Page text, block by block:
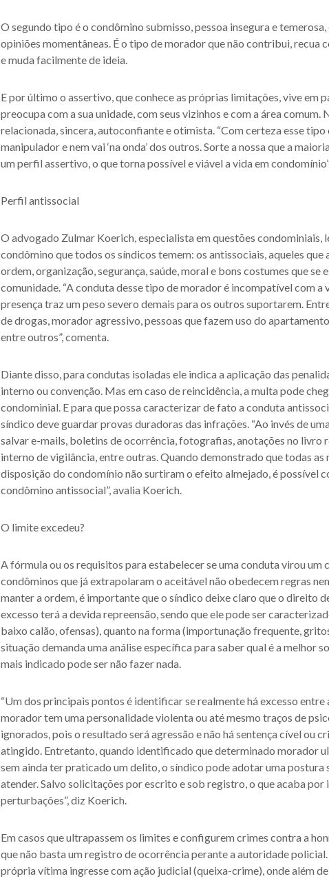
O segundo tipo é o condômino submisso, pessoa insegura e
opiniões momentâneas. É o tipo de morador que não contribui, recua
e muda facilmente de ideia.
E por último o assertivo, que conhece as próprias limitações, vive em
preocupa com a sua unidade, com seus vizinhos e com a área comum.
relacionada, sincera, autoconfiante e otimista. “Com certeza esse tipo
manipulador e nem vai ‘na onda’ dos outros. Sorte a nossa que a
um perfil assertivo, o que torna possível e viável a vida em
Perfil antissocial
O advogado Zulmar Koerich, especialista em questões condominiais,
condômino que todos os síndicos temem: os antissociais, aqueles que
ordem, organização, segurança, saúde, moral e bons costumes que se
comunidade. “A conduta desse tipo de morador é incompatível com a
presença traz um peso severo demais para os outros suportarem.
de drogas, morador agressivo, pessoas que fazem uso do
entre outros”, comenta.
Diante disso, para condutas isoladas ele indica a aplicação das
interno ou convenção. Mas em caso de reincidência, a multa pode
condominial. E para que possa caracterizar de fato a conduta
síndico deve guardar provas duradoras das infrações. “Ao invés de
salvar e-mails, boletins de ocorrência, fotografias, anotações no livro
interno de vigilância, entre outras. Quando demonstrado que todas as
disposição do condomínio não surtiram o efeito almejado, é possível
condômino antissocial”, avalia Koerich.
O limite excedeu?
A fórmula ou os requisitos para estabelecer se uma conduta virou um
condôminos que já extrapolaram o aceitável não obedecem regras
manter a ordem, é importante que o síndico deixe claro que o direito
excesso terá a devida repreensão, sendo que ele pode ser
baixo calão, ofensas), quanto na forma (importunação frequente,
situação demanda uma análise específica para saber qual é a melhor
mais indicado pode ser não fazer nada.
“Um dos principais pontos é identificar se realmente há excesso entre
morador tem uma personalidade violenta ou até mesmo traços de
ignorados, pois o resultado será agressão e não há sentença cível ou
atingido. Entretanto, quando identificado que determinado morador
sem ainda ter praticado um delito, o síndico pode adotar uma postura
atender. Salvo solicitações por escrito e sob registro, o que acaba por
perturbações”, diz Koerich.
Em casos que ultrapassem os limites e configurem crimes contra a
que não basta um registro de ocorrência perante a autoridade policial.
própria vítima ingresse com ação judicial (queixa-crime), onde além